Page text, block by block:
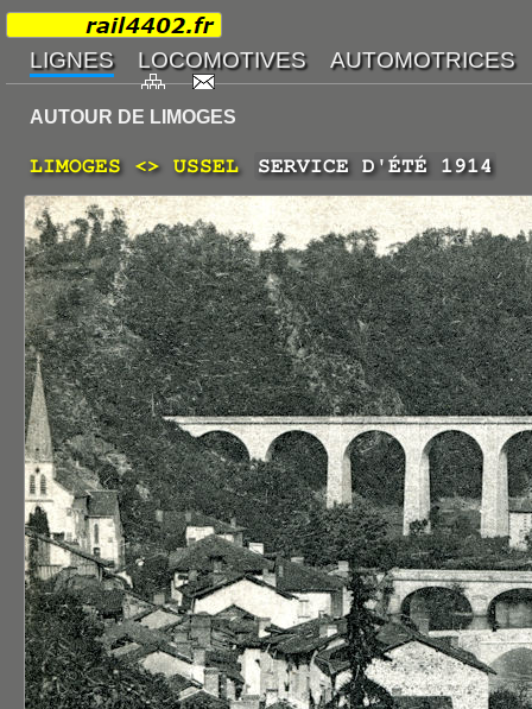
AUTOUR DE LIMOGES
LIMOGES <> USSEL SERVICE D'ÉTÉ 1914